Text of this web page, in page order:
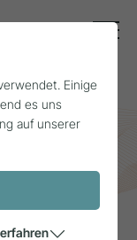
Einige
es uns
auf unserer